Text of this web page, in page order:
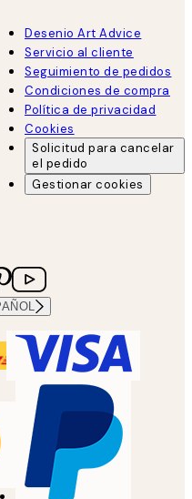
Desenio Art Advice
Servicio al cliente
Seguimiento de pedidos
Condiciones de compra
Política de privacidad
Cookies
Solicitud para cancelar
el pedido
Gestionar cookies